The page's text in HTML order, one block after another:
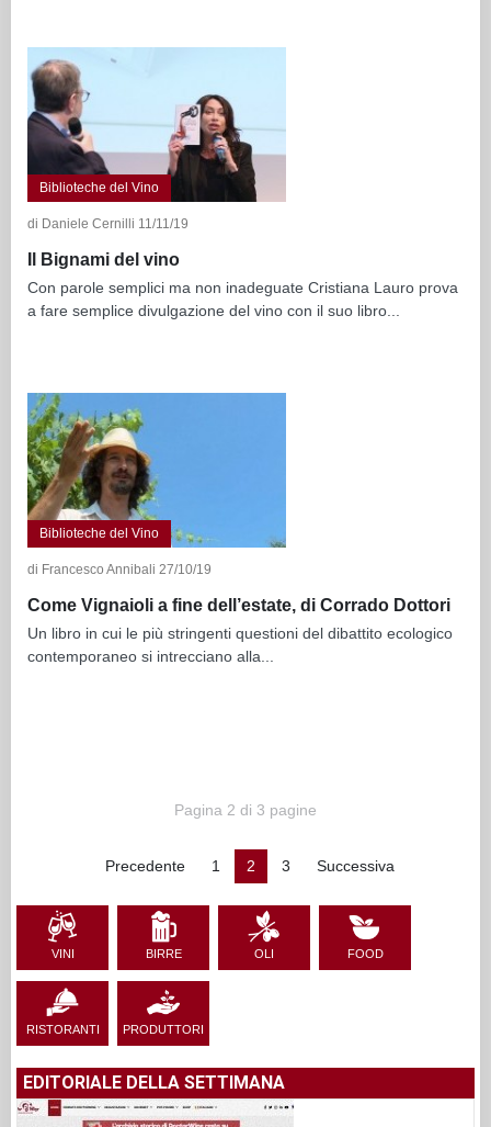
Biblioteche del Vino
di Daniele Cernilli 11/11/19
Il Bignami del vino
Con parole semplici ma non inadeguate Cristiana Lauro prova
a fare semplice divulgazione del vino con il suo libro...
Biblioteche del Vino
di Francesco Annibali 27/10/19
Come Vignaioli a fine dell’estate, di Corrado Dottori
Un libro in cui le più stringenti questioni del dibattito ecologico
contemporaneo si intrecciano alla...
Pagina 2 di 3 pagine
Precedente 1 2 3 Successiva
VINI BIRRE OLI FOOD
RISTORANTI PRODUTTORI
EDITORIALE DELLA SETTIMANA